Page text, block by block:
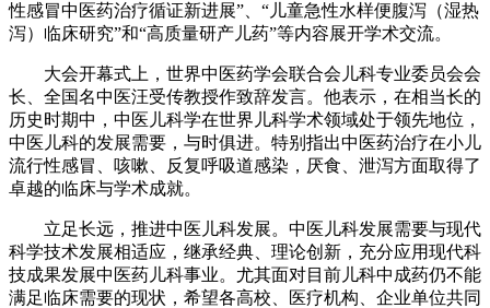
性感冒中医药治疗循证新进展”、“儿童急性水样便腹泻（湿热
泻）临床研究”和“高质量研产儿药”等内容展开学术交流。
大会开幕式上，世界中医药学会联合会儿科专业委员会会
长、全国名中医汪受传教授作致辞发言。他表示，在相当长的
历史时期中，中医儿科学在世界儿科学术领域处于领先地位，
中医儿科的发展需要，与时俱进。特别指出中医药治疗在小儿
流行性感冒、咳嗽、反复呼吸道感染，厌食、泄泻方面取得了
卓越的临床与学术成就。
立足长远，推进中医儿科发展。中医儿科发展需要与现代
科学技术发展相适应，继承经典、理论创新，充分应用现代科
技成果发展中医药儿科事业。尤其面对目前儿科中成药仍不能
满足临床需要的现状，希望各高校、医疗机构、企业单位共同